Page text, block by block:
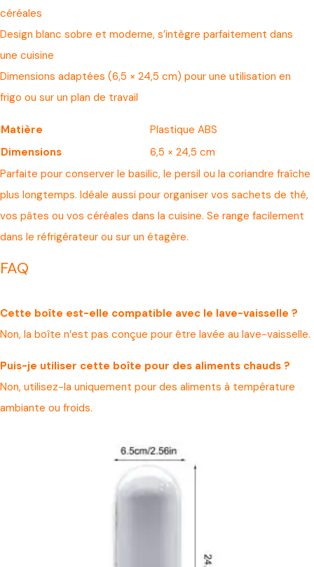
céréales
Design blanc sobre et moderne, s’intègre parfaitement dans
une cuisine
Dimensions adaptées (6,5 × 24,5 cm) pour une utilisation en
frigo ou sur un plan de travail
Matière
Plastique ABS
Dimensions
6,5 × 24,5 cm
Parfaite pour conserver le basilic, le persil ou la coriandre fraîche
plus longtemps. Idéale aussi pour organiser vos sachets de thé,
vos pâtes ou vos céréales dans la cuisine. Se range facilement
dans le réfrigérateur ou sur un étagère.
FAQ
Cette boîte est-elle compatible avec le lave-vaisselle ?
Non, la boîte n’est pas conçue pour être lavée au lave-vaisselle.
Puis-je utiliser cette boîte pour des aliments chauds ?
Non, utilisez-la uniquement pour des aliments à température
ambiante ou froids.